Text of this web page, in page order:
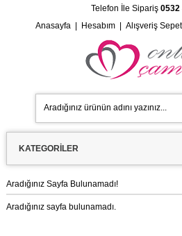
Telefon İle Sipariş 0532
Anasayfa| Hesabım| Alışveriş
KATEGORILER
Aradığınız Sayfa Bulunamadı!
Aradığınız sayfa bulunamadı.